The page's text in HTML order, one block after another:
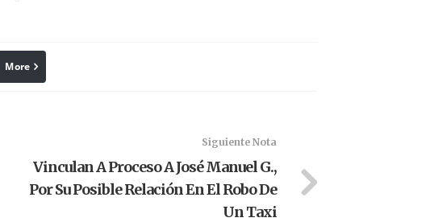
linkedin
More
Siguiente Nota
Vinculan A Proceso A José Manuel G.,
Por Su Posible Relación En El Robo De
Un Taxi